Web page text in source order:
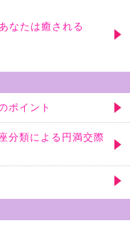
なたは癒される
ポイント
分類による円満交際